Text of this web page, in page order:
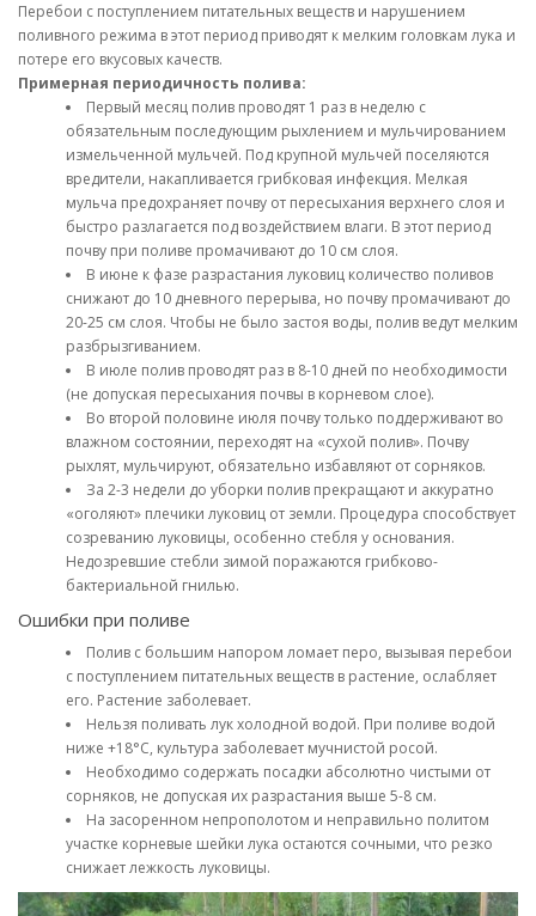
Перебои с поступлением питательных веществ и нарушением
поливного режима в этот период приводят к мелким головкам лука и
потере его вкусовых качеств.
Примерная периодичность полива:
Первый месяц полив проводят 1 раз в неделю с
обязательным последующим рыхлением и мульчированием
измельченной мульчей. Под крупной мульчей поселяются
вредители, накапливается грибковая инфекция. Мелкая
мульча предохраняет почву от пересыхания верхнего слоя и
быстро разлагается под воздействием влаги. В этот период
почву при поливе промачивают до 10 см слоя.
В июне к фазе разрастания луковиц количество поливов
снижают до 10 дневного перерыва, но почву промачивают до
20-25 см слоя. Чтобы не было застоя воды, полив ведут мелким
разбрызгиванием.
В июле полив проводят раз в 8-10 дней по необходимости
(не допуская пересыхания почвы в корневом слое).
Во второй половине июля почву только поддерживают во
влажном состоянии, переходят на «сухой полив». Почву
рыхлят, мульчируют, обязательно избавляют от сорняков.
За 2-3 недели до уборки полив прекращают и аккуратно
«оголяют» плечики луковиц от земли. Процедура способствует
созреванию луковицы, особенно стебля у основания.
Недозревшие стебли зимой поражаются грибково-
бактериальной гнилью.
Ошибки при поливе
Полив с большим напором ломает перо, вызывая перебои
с поступлением питательных веществ в растение, ослабляет
его. Растение заболевает.
Нельзя поливать лук холодной водой. При поливе водой
ниже +18°С, культура заболевает мучнистой росой.
Необходимо содержать посадки абсолютно чистыми от
сорняков, не допуская их разрастания выше 5-8 см.
На засоренном непрополотом и неправильно политом
участке корневые шейки лука остаются сочными, что резко
снижает лежкость луковицы.